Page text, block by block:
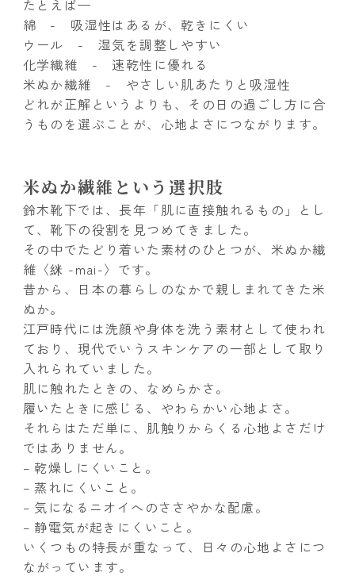
たとえば—
綿 - 吸湿性はあるが、乾きにくい
ウール - 湿気を調整しやすい
化学繊維 - 速乾性に優れる
米ぬか繊維 - やさしい肌あたりと吸湿性
どれが正解というよりも、その日の過ごし方に合
うものを選ぶことが、心地よさにつながります。
米ぬか繊維という選択肢
鈴木靴下では、長年「肌に直接触れるもの」とし
て、靴下の役割を見つめてきました。
その中でたどり着いた素材のひとつが、米ぬか繊
維〈䋛 -mai-〉です。
昔から、日本の暮らしのなかで親しまれてきた米
ぬか。
江戸時代には洗顔や身体を洗う素材として使われ
ており、現代でいうスキンケアの一部として取り
入れられていました。
肌に触れたときの、なめらかさ。
履いたときに感じる、やわらかい心地よさ。
それらはただ単に、肌触りからくる心地よさだけ
ではありません。
– 乾燥しにくいこと。
– 蒸れにくいこと。
– 気になるニオイへのささやかな配慮。
– 静電気が起きにくいこと。
いくつもの特長が重なって、日々の心地よさにつ
ながっています。